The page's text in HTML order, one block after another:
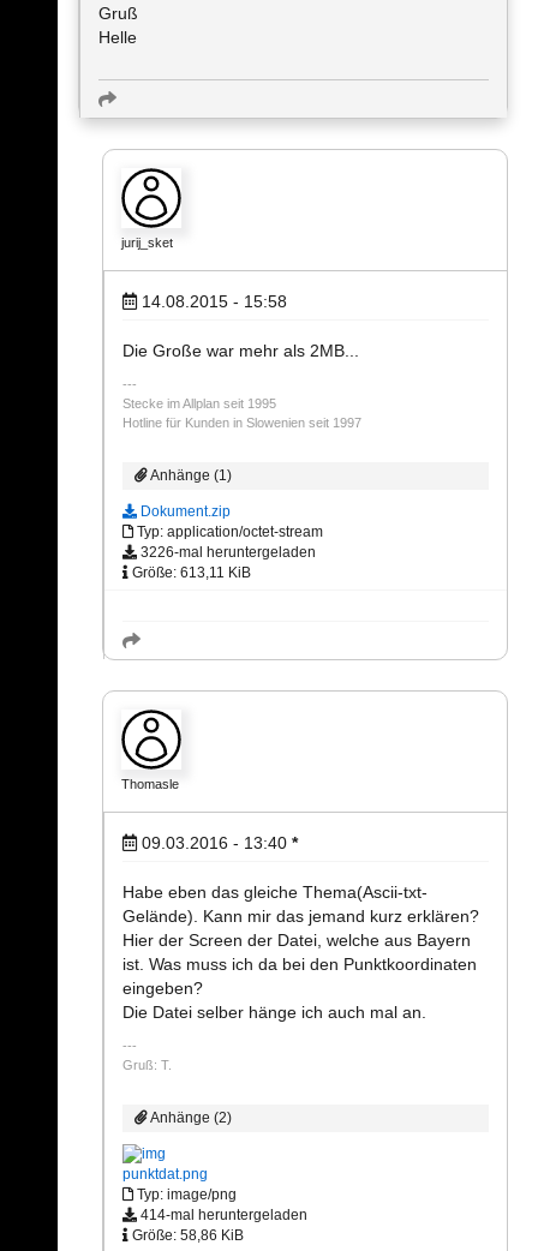
Gruß
Helle
jurij_sket
14.08.2015 - 15:58
Die Große war mehr als 2MB...
Stecke im Allplan seit 1995
Hotline für Kunden in Slowenien seit 1997
Anhänge (1)
Dokument.zip
Typ: application/octet-stream
3226-mal heruntergeladen
Größe: 613,11 KiB
Thomasle
09.03.2016 - 13:40 *
Habe eben das gleiche Thema(Ascii-txt-
Gelände). Kann mir das jemand kurz erklären?
Hier der Screen der Datei, welche aus Bayern
ist. Was muss ich da bei den Punktkoordinaten
eingeben?
Die Datei selber hänge ich auch mal an.
Gruß: T.
Anhänge (2)
punktdat.png
Typ: image/png
414-mal heruntergeladen
Größe: 58,86 KiB